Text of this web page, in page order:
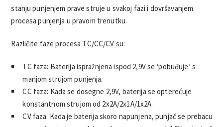
stanju punjenjem prave struje u svakoj fazi i dovršavanjem
procesa punjenja u pravom trenutku.
Različite faze procesa TC/CC/CV su:
TC faza: Baterija ispražnjena ispod 2,9V se ‘pobuđuje’ s
manjom strujom punjenja.
CC faza: Kada se dosegne 2,9V, baterija se opterećuje
konstantnom strujom od 2x2A/2x1A/1x2A.
CV faza: Kada je baterija skoro napunjena, punjač se prebacuje